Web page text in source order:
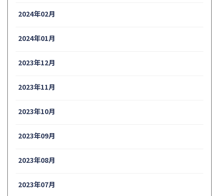
2024年02月
2024年01月
2023年12月
2023年11月
2023年10月
2023年09月
2023年08月
2023年07月